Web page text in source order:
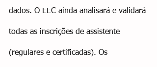
dados. O EEC ainda analisará e validará
todas as inscrições de assistente
(regulares e certificadas). Os